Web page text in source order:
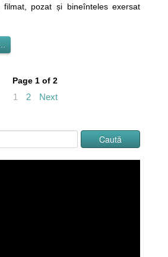
filmat, pozat și bineînteles exersat
Page 1 of 2
1 2 Next